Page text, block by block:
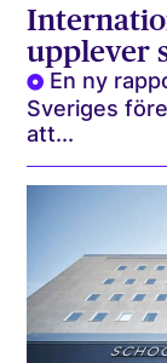
upplever
En ny
Sveriges
att...